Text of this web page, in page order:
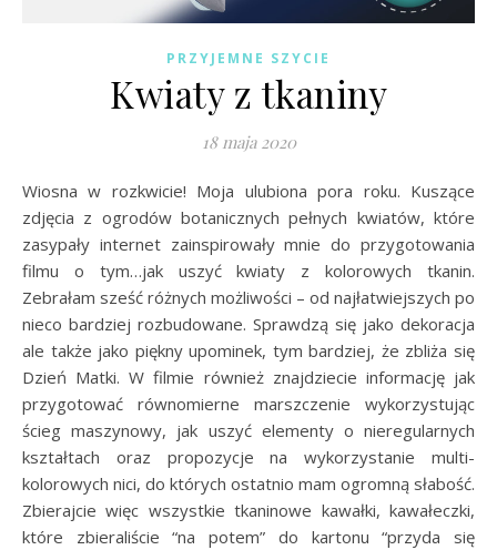
PRZYJEMNE SZYCIE
Kwiaty z tkaniny
18 maja 2020
Wiosna w rozkwicie! Moja ulubiona pora roku. Kuszące
zdjęcia z ogrodów botanicznych pełnych kwiatów, które
zasypały internet zainspirowały mnie do przygotowania
filmu o tym…jak uszyć kwiaty z kolorowych tkanin.
Zebrałam sześć różnych możliwości – od najłatwiejszych po
nieco bardziej rozbudowane. Sprawdzą się jako dekoracja
ale także jako piękny upominek, tym bardziej, że zbliża się
Dzień Matki. W filmie również znajdziecie informację jak
przygotować równomierne marszczenie wykorzystując
ścieg maszynowy, jak uszyć elementy o nieregularnych
kształtach oraz propozycje na wykorzystanie multi-
kolorowych nici, do których ostatnio mam ogromną słabość.
Zbierajcie więc wszystkie tkaninowe kawałki, kawałeczki,
które zbieraliście “na potem” do kartonu “przyda się